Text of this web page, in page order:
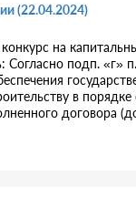
(22.04.2024)
на
Согласно подп. «г»
в
договора